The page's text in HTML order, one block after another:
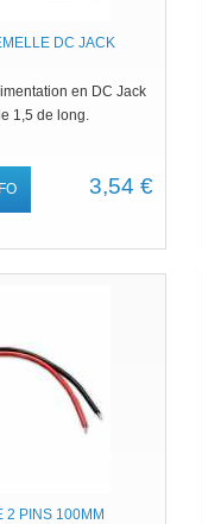
DC JACK
en DC Jack
1,5 de long.
3,54 €
2 PINS 100MM